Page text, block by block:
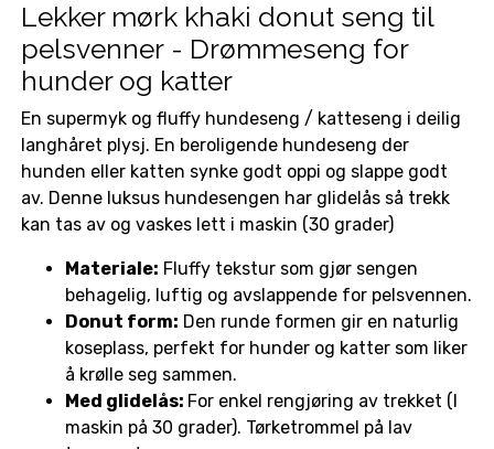
Lekker mørk khaki donut seng til
pelsvenner - Drømmeseng for
hunder og katter
En supermyk og fluffy hundeseng / katteseng i deilig
langhåret plysj. En beroligende hundeseng der
hunden eller katten synke godt oppi og slappe godt
av. Denne luksus hundesengen har glidelås så trekk
kan tas av og vaskes lett i maskin (30 grader)
Materiale: Fluffy tekstur som gjør sengen
behagelig, luftig og avslappende for pelsvennen.
Donut form: Den runde formen gir en naturlig
koseplass, perfekt for hunder og katter som liker
å krølle seg sammen.
Med glidelås: For enkel rengjøring av trekket (I
maskin på 30 grader). Tørketrommel på lav